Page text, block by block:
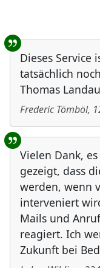
Benutzer-
Dieses Service
tatsächlich
Thomas
Frederic Tömböl,
Vielen Dank,
gezeigt, dass
werden, wenn
interveniert
Mails und
reagiert. Ich
Zukunft bei